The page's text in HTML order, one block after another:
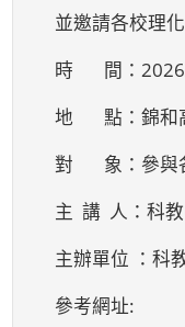
並邀請各校理
時 間：2026/
地 點：錦和
對 象：參與
主 講 人：科
主辦單位 ：科
參考網址: